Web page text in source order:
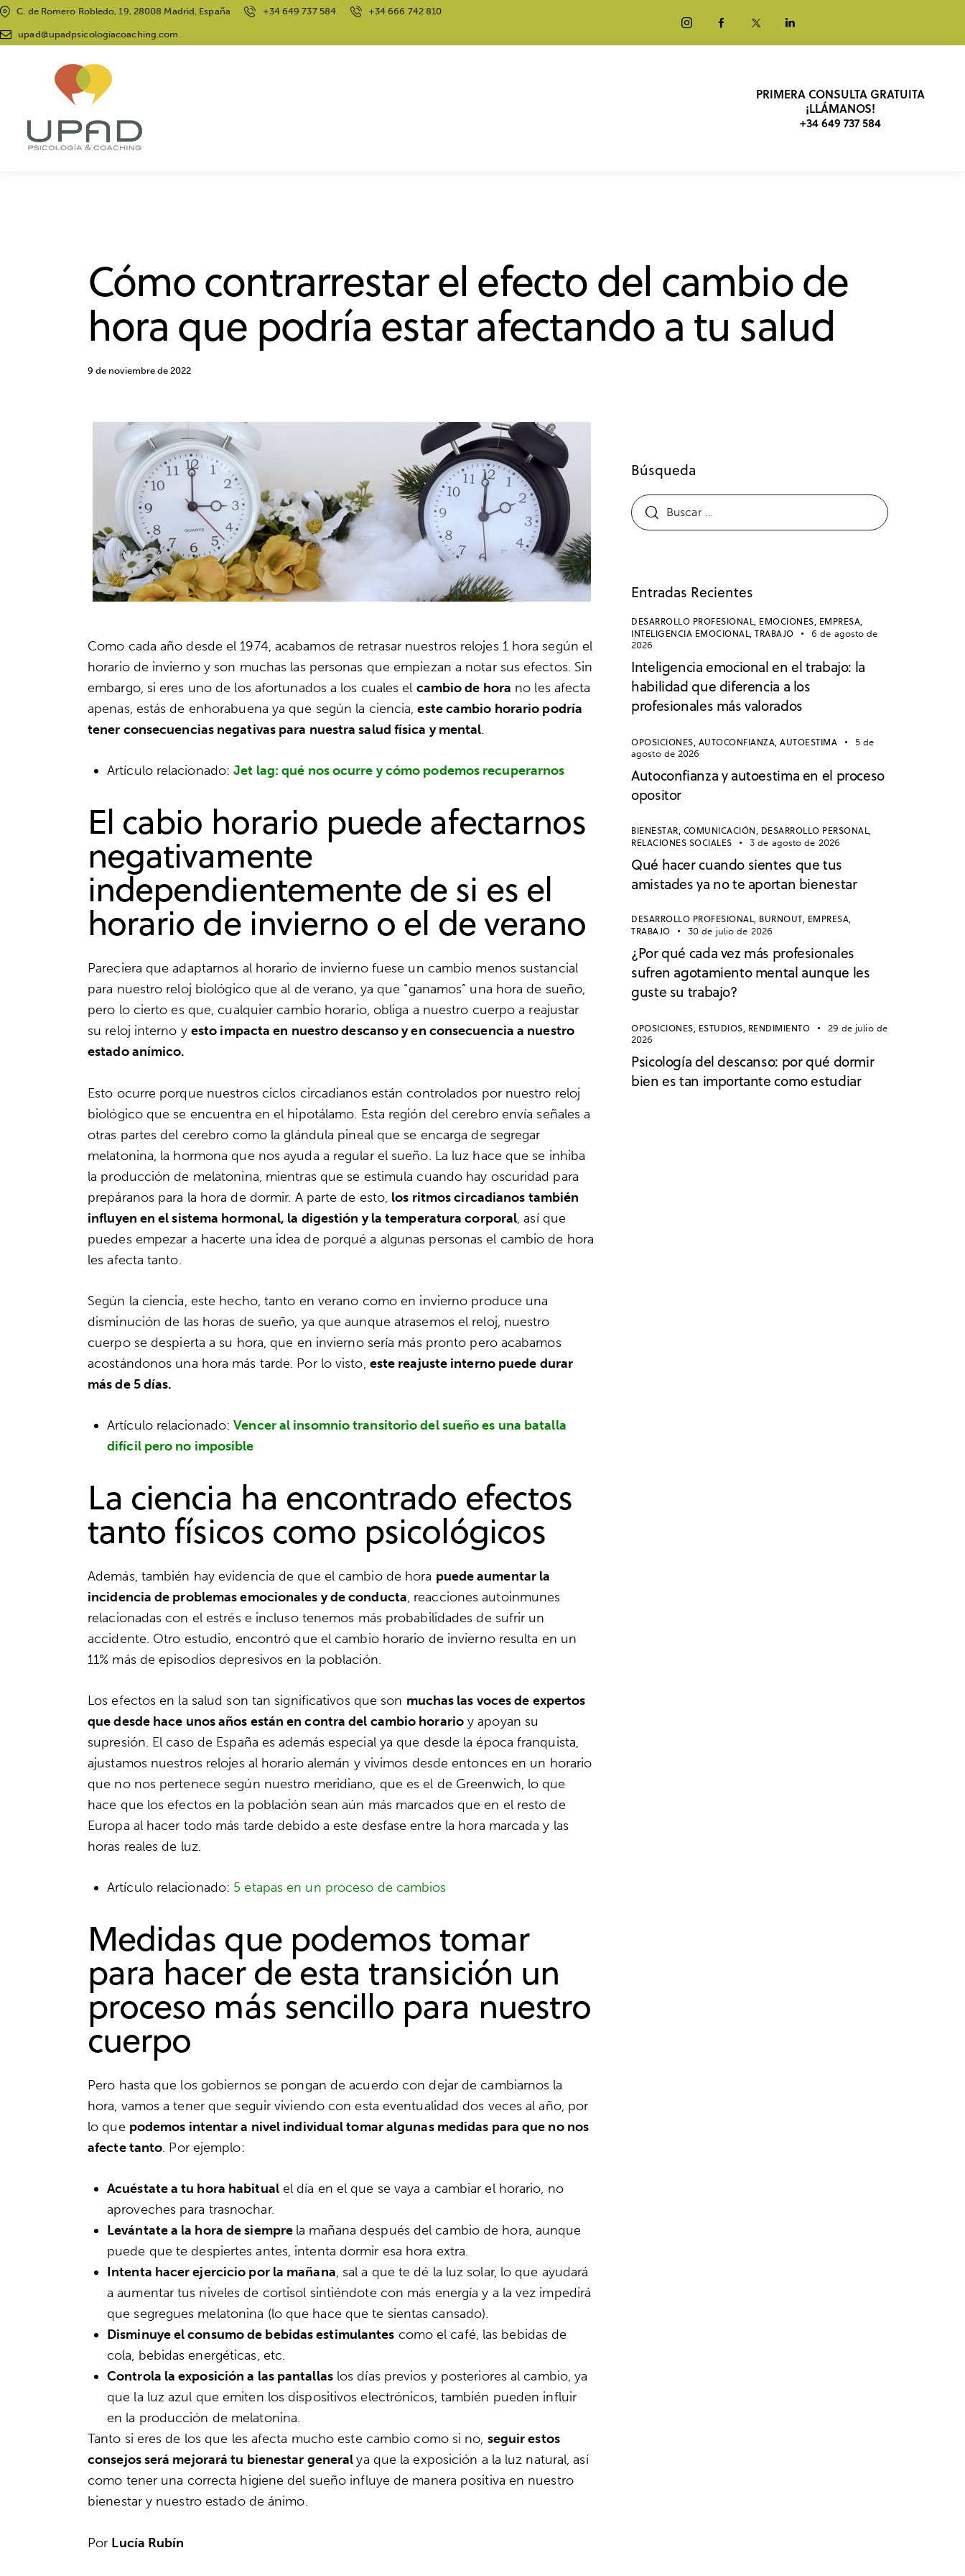
C. de Romero Robledo, 19, 28008 Madrid, España +34 649 737 584 +34 666 742 810
upad@upadpsicologiacoaching.com
PRIMERA CONSULTA GRATUITA
¡LLÁMANOS!
+34 649 737 584
Cómo contrarrestar el efecto del cambio de
hora que podría estar afectando a tu salud
9 de noviembre de 2022
Como cada año desde el 1974, acabamos de retrasar nuestros relojes 1 hora según el
horario de invierno y son muchas las personas que empiezan a notar sus efectos. Sin
embargo, si eres uno de los afortunados a los cuales el cambio de hora no les afecta
apenas, estás de enhorabuena ya que según la ciencia,este cambio horario podría
tener consecuencias negativas para nuestra salud física y mental.
Artículo relacionado:Jet lag: qué nos ocurre y cómo podemos recuperarnos
El cabio horario puede afectarnos
negativamente
independientemente de si es el
horario de invierno o el de verano
Pareciera que adaptarnos al horario de invierno fuese un cambio menos sustancial
para nuestro reloj biológico que al de verano, ya que “ganamos” una hora de sueño,
pero lo cierto es que, cualquier cambio horario, obliga a nuestro cuerpo a reajustar
su reloj interno y esto impacta en nuestro descanso y en consecuencia a nuestro
estado anímico.
Esto ocurre porque nuestros ciclos circadianos están controlados por nuestro reloj
biológico que se encuentra en el hipotálamo. Esta región del cerebro envía señales a
otras partes del cerebro como la glándula pineal que se encarga de segregar
melatonina, la hormona que nos ayuda a regular el sueño. La luz hace que se inhiba
la producción de melatonina, mientras que se estimula cuando hay oscuridad para
prepáranos para la hora de dormir. A parte de esto, los ritmos circadianos también
influyen en el sistema hormonal, la digestión y la temperatura corporal, así que
puedes empezar a hacerte una idea de porqué a algunas personas el cambio de hora
les afecta tanto.
Según la ciencia, este hecho, tanto en verano como en invierno produce una
disminución de las horas de sueño, ya que aunque atrasemos el reloj, nuestro
cuerpo se despierta a su hora, que en invierno sería más pronto pero acabamos
acostándonos una hora más tarde. Por lo visto, este reajuste interno puede durar
más de 5 días.
Artículo relacionado:Vencer al insomnio transitorio del sueño es una batalla
difícil pero no imposible
La ciencia ha encontrado efectos
tanto físicos como psicológicos
Además, también hay evidencia de que el cambio de hora puede aumentar la
incidencia de problemas emocionales y de conducta, reacciones autoinmunes
relacionadas con el estrés e incluso tenemos más probabilidades de sufrir un
accidente. Otro estudio, encontró que el cambio horario de invierno resulta en un
11% más de episodios depresivos en la población.
Los efectos en la salud son tan significativos que son muchas las voces de expertos
que desde hace unos años están en contra del cambio horarioy apoyan su
supresión. El caso de España es además especial ya que desde la época franquista,
ajustamos nuestros relojes al horario alemán y vivimos desde entonces en un horario
que no nos pertenece según nuestro meridiano, que es el de Greenwich, lo que
hace que los efectos en la población sean aún más marcados que en el resto de
Europa al hacer todo más tarde debido a este desfase entre la hora marcada y las
horas reales de luz.
Artículo relacionado: 5 etapas en un proceso de cambios
Medidas que podemos tomar
para hacer de esta transición un
proceso más sencillo para nuestro
cuerpo
Pero hasta que los gobiernos se pongan de acuerdo con dejar de cambiarnos la
hora, vamos a tener que seguir viviendo con esta eventualidad dos veces al año, por
lo que podemos intentar a nivel individual tomar algunas medidas para que no nos
afecte tanto. Por ejemplo:
Acuéstate a tu hora habitualel día en el que se vaya a cambiar el horario, no
aproveches para trasnochar.
Levántate a la hora de siempre la mañana después del cambio de hora, aunque
puede que te despiertes antes, intenta dormir esa hora extra.
Intenta hacer ejercicio por la mañana, sal a que te dé la luz solar, lo que ayudará
a aumentar tus niveles de cortisol sintiéndote con más energía y a la vez impedirá
que segregues melatonina (lo que hace que te sientas cansado).
Disminuye el consumo de bebidas estimulantes como el café, las bebidas de
cola, bebidas energéticas, etc.
Controla la exposición a las pantallaslos días previos y posteriores al cambio, ya
que la luz azul que emiten los dispositivos electrónicos, también pueden influir
en la producción de melatonina.
Tanto si eres de los que les afecta mucho este cambio como si no, seguir estos
consejos será mejorará tu bienestar generalya que la exposición a la luz natural, así
como tener una correcta higiene del sueño influye de manera positiva en nuestro
bienestar y nuestro estado de ánimo.
Por Lucía Rubín
Búsqueda
Entradas Recientes
DESARROLLO PROFESIONAL, EMOCIONES, EMPRESA,
INTELIGENCIA EMOCIONAL,TRABAJO
6 de agosto de
2026
Inteligencia emocional en el trabajo: la
habilidad que diferencia a los
profesionales más valorados
OPOSICIONES, AUTOCONFIANZA,AUTOESTIMA
5 de
agosto de 2026
Autoconfianza y autoestima en el proceso
opositor
BIENESTAR, COMUNICACIÓN, DESARROLLO PERSONAL,
RELACIONES SOCIALES
3 de agosto de 2026
Qué hacer cuando sientes que tus
amistades ya no te aportan bienestar
DESARROLLO PROFESIONAL, BURNOUT, EMPRESA,
TRABAJO
30 de julio de 2026
¿Por qué cada vez más profesionales
sufren agotamiento mental aunque les
guste su trabajo?
OPOSICIONES, ESTUDIOS, RENDIMIENTO
29 de julio de
2026
Psicología del descanso: por qué dormir
bien es tan importante como estudiar